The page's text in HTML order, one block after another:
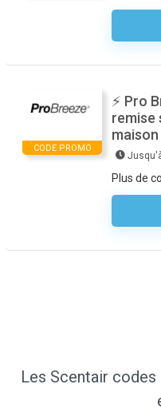
CODE PROMO
⚡ Pro
remise
maison
Plus de
Les Scentair